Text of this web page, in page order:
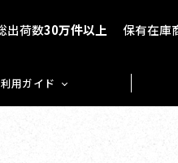
出荷数30万件以上 保有在庫
用ガイド